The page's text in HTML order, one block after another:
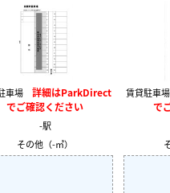
車場 詳細はParkDirect
でご確認ください
-駅
その他（-㎡）
賃貸駐車
で